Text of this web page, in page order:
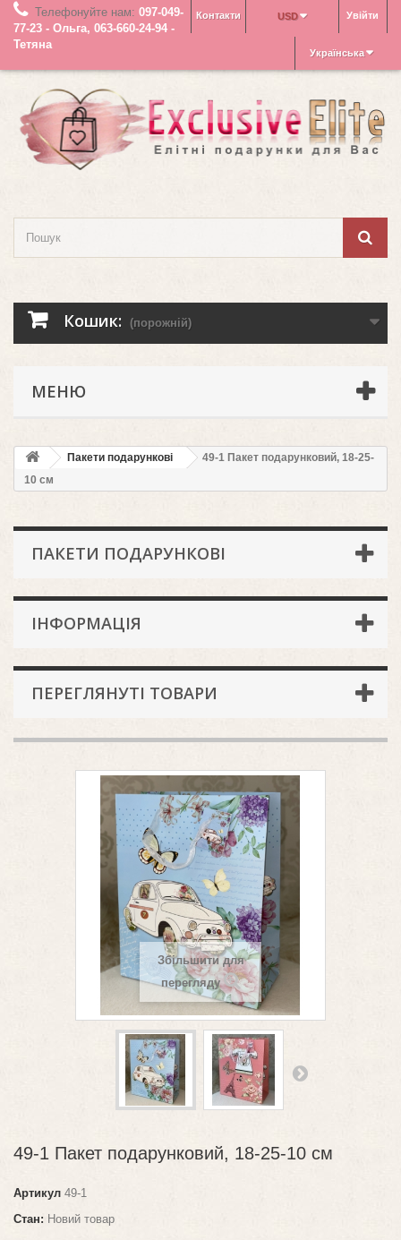
Увійти
USD
Контакти
Телефонуйте нам: 097-049-
77-23 - Ольга, 063-660-24-94 -
Тетяна
Українська
Кошик: (порожній)
МЕНЮ
Пакети подарункові
49-1 Пакет подарунковий, 18-25-
10 см
ПАКЕТИ ПОДАРУНКОВІ
ІНФОРМАЦІЯ
ПЕРЕГЛЯНУТІ ТОВАРИ
Збільшити для
перегляду
49-1 Пакет подарунковий, 18-25-10 см
Артикул 49-1
Стан: Новий товар